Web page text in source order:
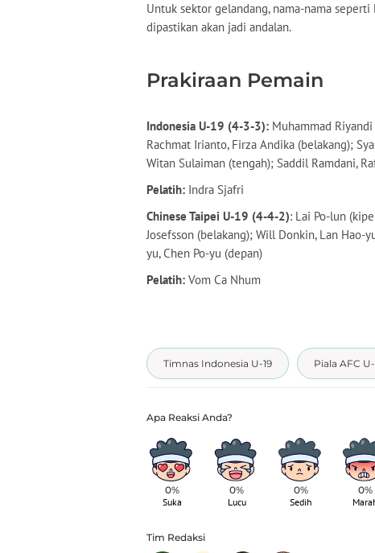
Untuk sektor gelandang, nama-nama
dipastikan akan jadi andalan.
Prakiraan Pemain
Indonesia U-19 (4-3-3): Muhammad
Rachmat Irianto, Firza Andika (belakang);
Witan Sulaiman (tengah); Saddil Ramdani,
Pelatih: Indra Sjafri
Chinese Taipei U-19 (4-4-2): Lai Po-lun
Josefsson (belakang); Will Donkin, Lan Hao-
yu, Chen Po-yu (depan)
Pelatih: Vom Ca Nhum
Timnas Indonesia U-19 Piala AFC U-
0%
Suka
0%
Lucu
0%
Sedih
0%
Tim Redaksi